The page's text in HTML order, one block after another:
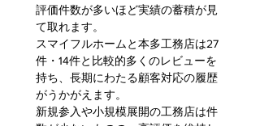
評価件数が多いほど実績の蓄積が見
て取れます。
スマイフルホームと本多工務店は27
件・14件と比較的多くのレビューを
持ち、長期にわたる顧客対応の履歴
がうかがえます。
新規参入や小規模展開の工務店は件